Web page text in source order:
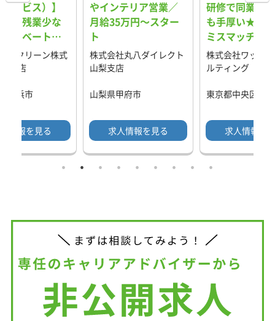
ービス）】
・残業少な
イベートも
IT×ロボット
しい時代を
ンクリーン株式
支店
横浜市
情報を見る
やインテリア営業／
月給35万円～スター
ト
株式会社丸八ダイレクト
山梨支店
山梨県甲府市
求人情報を見る
研修で同業他
も手厚い★配
ミスマッチを
めの取り組み
株式会社ワット
ルティング
東京都中央区
求人情報を